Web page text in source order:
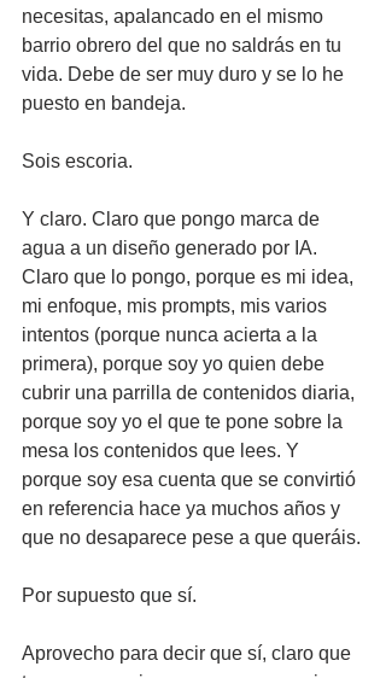
necesitas, apalancado en el mismo
barrio obrero del que no saldrás en tu
vida. Debe de ser muy duro y se lo he
puesto en bandeja.
Sois escoria.
Y claro. Claro que pongo marca de
agua a un diseño generado por IA.
Claro que lo pongo, porque es mi idea,
mi enfoque, mis prompts, mis varios
intentos (porque nunca acierta a la
primera), porque soy yo quien debe
cubrir una parrilla de contenidos diaria,
porque soy yo el que te pone sobre la
mesa los contenidos que lees. Y
porque soy esa cuenta que se convirtió
en referencia hace ya muchos años y
que no desaparece pese a que queráis.
Por supuesto que sí.
Aprovecho para decir que sí, claro que